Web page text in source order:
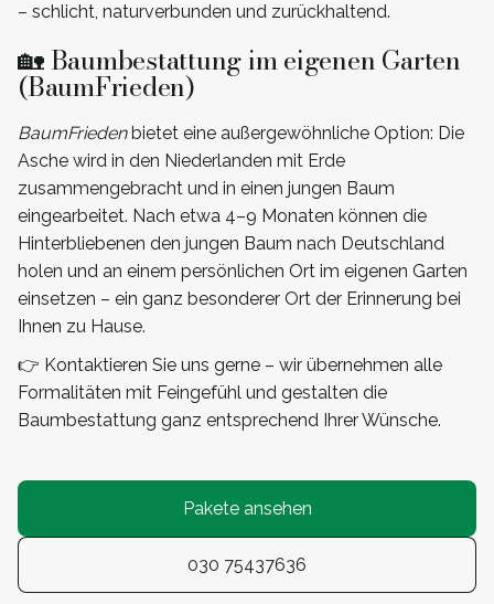
– schlicht, naturverbunden und zurückhaltend.
🏡 Baumbestattung im eigenen Garten
(BaumFrieden)
BaumFriedenbietet eine außergewöhnliche Option: Die
Asche wird in den Niederlanden mit Erde
zusammengebracht und in einen jungen Baum
eingearbeitet. Nach etwa 4–9 Monaten können die
Hinterbliebenen den jungen Baum nach Deutschland
holen und an einem persönlichen Ort im eigenen Garten
einsetzen – ein ganz besonderer Ort der Erinnerung bei
Ihnen zu Hause.
👉 Kontaktieren Sie uns gerne – wir übernehmen alle
Formalitäten mit Feingefühl und gestalten die
Baumbestattung ganz entsprechend Ihrer Wünsche.
Pakete ansehen
030 75437636